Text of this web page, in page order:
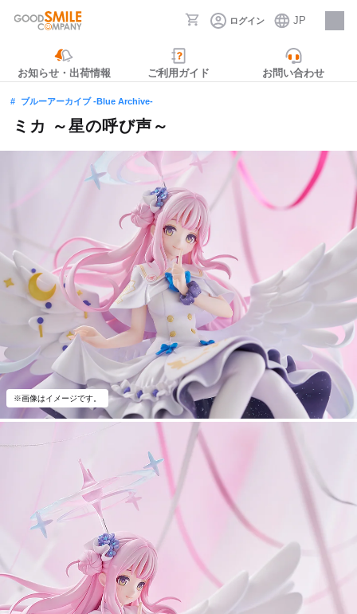
ログイン JP
採用情報
お知らせ・出荷情報 ご利用ガイド お問い合わせ
ブルーアーカイブ -Blue Archive-
ミカ ～星の呼び声～
※画像はイメージです。